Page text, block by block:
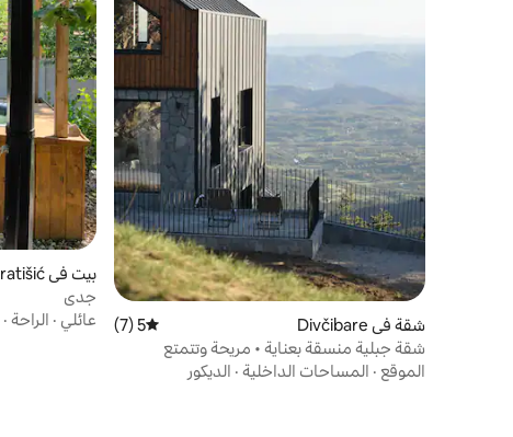
شقة في Divčibare متوسط التقييم 5 من 5، 7 مراجعات
5 (7)
شقة جبلية منسقة بعناية • مريحة وتتمتع
بإطلالات طبيعية
الموقع · المساحات الداخلية · الديكور
بيت في Mratišić
جدي
عائلي · الراحة ·